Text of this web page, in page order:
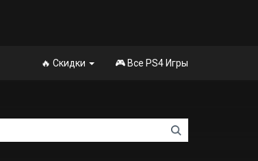
🔥 Скидки 🎮 Все PS4 Игры